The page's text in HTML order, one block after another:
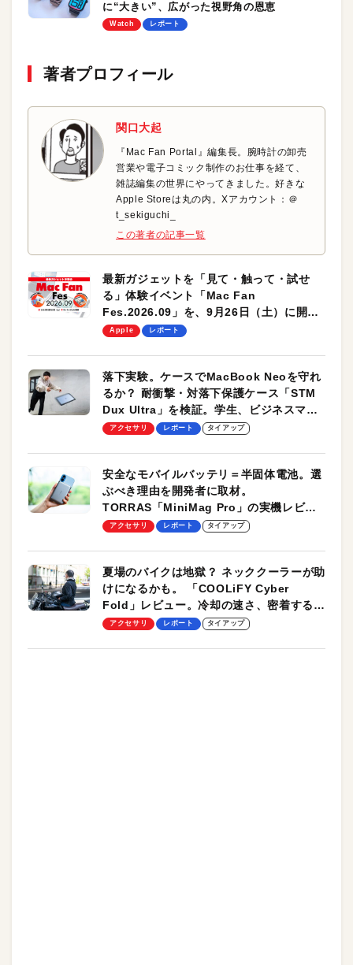
に“大きい”、広がった視野角の恩恵
Watch レポート
著者プロフィール
関口大起
『Mac Fan Portal』編集長。腕時計の卸売
営業や電子コミック制作のお仕事を経て、
雑誌編集の世界にやってきました。好きな
Apple Storeは丸の内。Xアカウント：＠
t_sekiguchi_
この著者の記事一覧
最新ガジェットを「見て・触って・試せ
る」体験イベント「Mac Fan
Fes.2026.09」を、9月26日（土）に開催
します！
Apple レポート
落下実験。ケースでMacBook Neoを守れ
るか？ 耐衝撃・対落下保護ケース「STM
Dux Ultra」を検証。学生、ビジネスマン
のモバイルユースに最適！
アクセサリ レポート タイアップ
安全なモバイルバッテリ＝半固体電池。選
ぶべき理由を開発者に取材。
TORRAS「MiniMag Pro」の実機レビュ
ーも
アクセサリ レポート タイアップ
夏場のバイクは地獄？ ネッククーラーが助
けになるかも。 「COOLiFY Cyber
Fold」レビュー。冷却の速さ、密着する冷
却プレート、シンプルな操作性がグッド！
アクセサリ レポート タイアップ